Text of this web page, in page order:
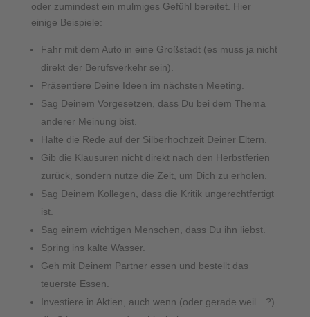
oder zumindest ein mulmiges Gefühl bereitet. Hier
einige Beispiele:
Fahr mit dem Auto in eine Großstadt (es muss ja nicht
direkt der Berufsverkehr sein).
Präsentiere Deine Ideen im nächsten Meeting.
Sag Deinem Vorgesetzen, dass Du bei dem Thema
anderer Meinung bist.
Halte die Rede auf der Silberhochzeit Deiner Eltern.
Gib die Klausuren nicht direkt nach den Herbstferien
zurück, sondern nutze die Zeit, um Dich zu erholen.
Sag Deinem Kollegen, dass die Kritik ungerechtfertigt
ist.
Sag einem wichtigen Menschen, dass Du ihn liebst.
Spring ins kalte Wasser.
Geh mit Deinem Partner essen und bestellt das
teuerste Essen.
Investiere in Aktien, auch wenn (oder gerade weil…?)